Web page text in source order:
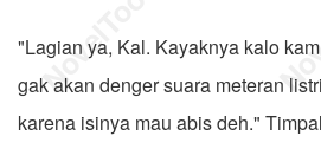
"Lagian ya, Kal. Kayaknya kalo
gak akan denger suara meteran
karena isinya mau abis deh."